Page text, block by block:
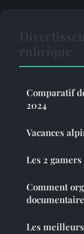
Comparatif
2024
Vacances
Les 2
Comment
Les